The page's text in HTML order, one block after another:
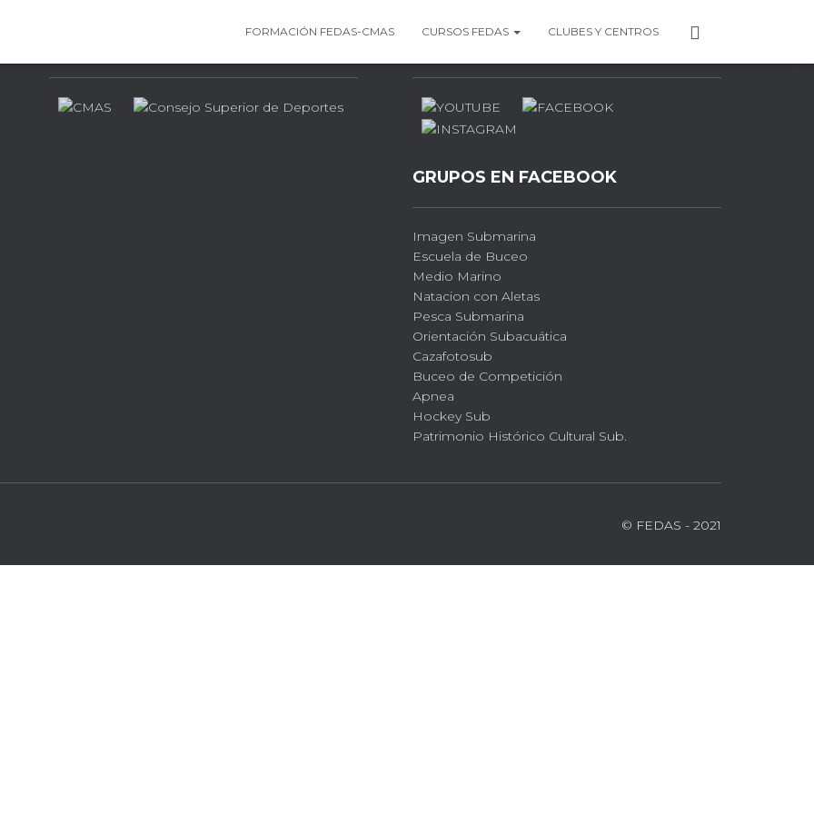
FORMACIÓN FEDAS-CMAS CURSOS FEDAS CLUBES Y CENTROS
R
GRUPOS EN FACEBOOK
Imagen Submarina
Escuela de Buceo
Medio Marino
Natacion con Aletas
Pesca Submarina
Orientación Subacuática
Cazafotosub
Buceo de Competición
Apnea
Hockey Sub
Patrimonio Histórico Cultural Sub.
© FEDAS - 2021